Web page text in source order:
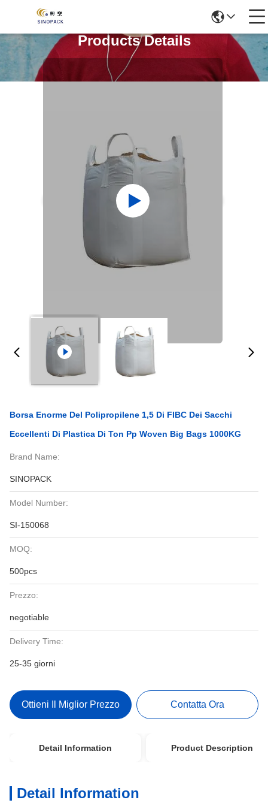
Products Details
Borsa Enorme Del Polipropilene 1,5 Di FIBC Dei Sacchi
Eccellenti Di Plastica Di Ton Pp Woven Big Bags 1000KG
Brand Name:
SINOPACK
Model Number:
SI-150068
MOQ:
500pcs
Prezzo:
negotiable
Delivery Time:
25-35 giorni
Ottieni Il Miglior Prezzo Contatta Ora
Detail Information Product Description
Detail Information